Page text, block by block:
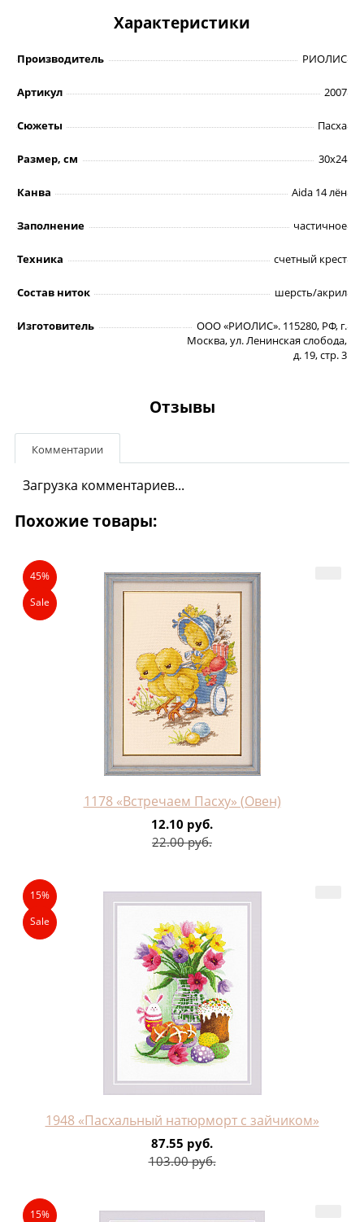
Характеристики
Производитель РИОЛИС
Артикул 2007
Сюжеты Пасха
Размер, см 30х24
Канва Aida 14 лён
Заполнение частичное
Техника счетный крест
Состав ниток шерсть/акрил
Изготовитель
ООО «РИОЛИС». 115280, РФ, г.
Москва, ул. Ленинская слобода,
д. 19, стр. 3
Отзывы
Комментарии
Загрузка комментариев...
Похожие товары:
45%
Sale
1178 «Встречаем Пасху» (Овен)
12.10 руб.
22.00 руб.
15%
Sale
1948 «Пасхальный натюрморт с зайчиком»
87.55 руб.
103.00 руб.
15%